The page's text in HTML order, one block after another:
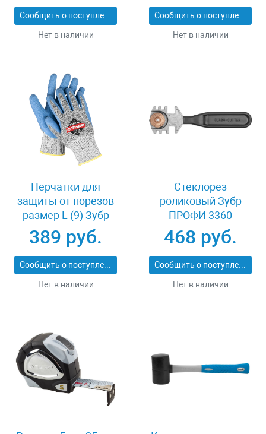
Сообщить о поступлении
Нет в наличии
Сообщить о поступлении
Нет в наличии
Перчатки для
защиты от порезов
размер L (9) Зубр
11277-L
389 руб.
Сообщить о поступлении
Нет в наличии
Стеклорез
роликовый Зубр
ПРОФИ 3360
468 руб.
Сообщить о поступлении
Нет в наличии